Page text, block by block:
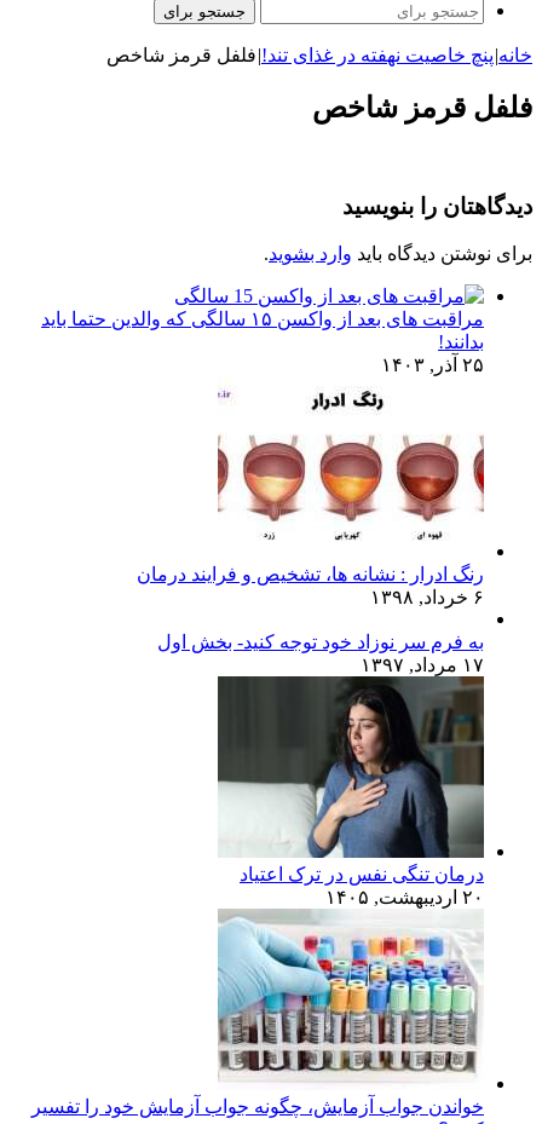
جستجو برای
خانه|پنچ خاصیت نهفته در غذای تند!|فلفل قرمز شاخص
فلفل قرمز شاخص
دیدگاهتان را بنویسید
برای نوشتن دیدگاه باید وارد بشوید.
مراقبت های بعد از واکسن ۱۵ سالگی که والدین حتما باید
بدانند!
۲۵ آذر, ۱۴۰۳
رنگ ادرار : نشانه ها، تشخیص و فرایند درمان
۶ خرداد, ۱۳۹۸
به فرم سر نوزاد خود توجه کنید- بخش اول
۱۷ مرداد, ۱۳۹۷
درمان تنگی نفس در ترک اعتیاد
۲۰ اردیبهشت, ۱۴۰۵
خواندن جواب آزمایش، چگونه جواب آزمایش خود را تفسیر